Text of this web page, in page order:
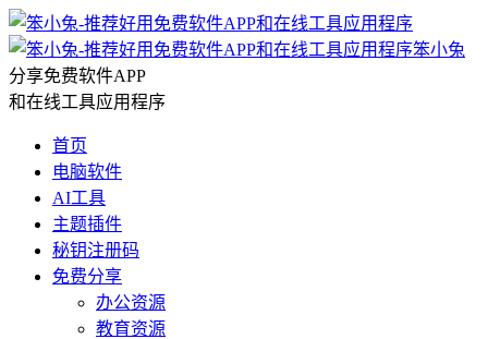
笨小兔
分享免费软件APP
和在线工具应用程序
首页
电脑软件
AI工具
主题插件
秘钥注册码
免费分享
办公资源
教育资源